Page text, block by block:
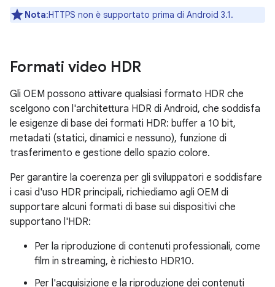
Nota:HTTPS non è supportato prima di Android 3.1.
Formati video HDR
Gli OEM possono attivare qualsiasi formato HDR che
scelgono con l'architettura HDR di Android, che soddisfa
le esigenze di base dei formati HDR: buffer a 10 bit,
metadati (statici, dinamici e nessuno), funzione di
trasferimento e gestione dello spazio colore.
Per garantire la coerenza per gli sviluppatori e soddisfare
i casi d'uso HDR principali, richiediamo agli OEM di
supportare alcuni formati di base sui dispositivi che
supportano l'HDR:
Per la riproduzione di contenuti professionali, come
film in streaming, è richiesto HDR10.
Per l'acquisizione e la riproduzione dei contenuti